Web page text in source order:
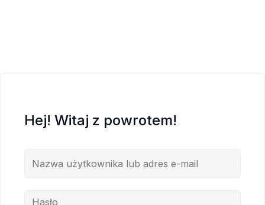
Hej! Witaj z powrotem!